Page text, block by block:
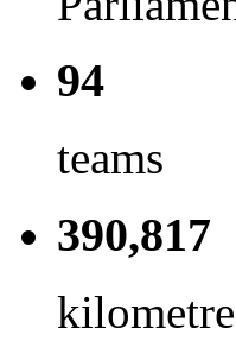
94
teams
390,817